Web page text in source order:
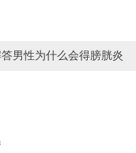
男性为什么会得膀胱炎